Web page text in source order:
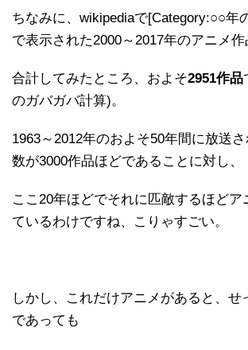
ちなみに、wikipediaで[Category:○○年
で表示された2000～2017年のアニメ作
合計してみたところ、およそ2951作品
のガバガバ計算)。
1963～2012年のおよそ50年間に放送
数が3000作品ほどであることに対し、
ここ20年ほどでそれに匹敵するほどア
ているわけですね、こりゃすごい。
しかし、これだけアニメがあると、せ
であっても